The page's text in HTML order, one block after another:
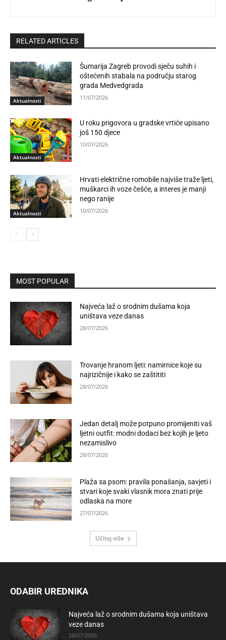
RELATED ARTICLES
Aktualnosti
Šumarija Zagreb provodi sječu suhih i
oštećenih stabala na području starog
grada Medvedgrada
11/07/2026
Aktualnosti
U roku prigovora u gradske vrtiće upisano
još 150 djece
10/07/2026
Aktualnosti
Hrvati električne romobile najviše traže ljeti,
muškarci ih voze češće, a interes je manji
nego ranije
10/07/2026
MOST POPULAR
Najveća laž o srodnim dušama koja
uništava veze danas
28/07/2026
Trovanje hranom ljeti: namirnice koje su
najrizičnije i kako se zaštititi
28/07/2026
Jedan detalj može potpuno promijeniti vaš
ljetni outfit: modni dodaci bez kojih je ljeto
nezamislivo
28/07/2026
Plaža sa psom: pravila ponašanja, savjeti i
stvari koje svaki vlasnik mora znati prije
odlaska na more
27/07/2026
Učitaj više
ODABIR UREDNIKA
Najveća laž o srodnim dušama koja uništava
veze danas
28/07/2026